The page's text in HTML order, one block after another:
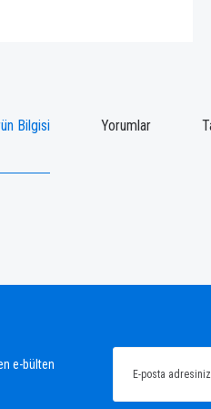
Bilgisi Yorumlar
Bu ürüne ilk
e-bülten